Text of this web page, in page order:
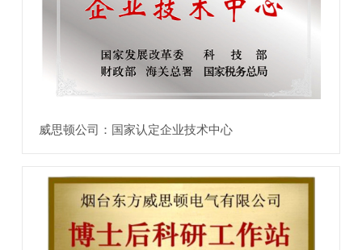
威思顿公司：国家认定企业技术中心